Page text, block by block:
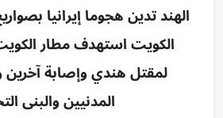
الهند تدين هجوما إيرانيا
الكويت استهدف مطار
لمقتل هندي وإصابة آخرين
المدنيين والبنى